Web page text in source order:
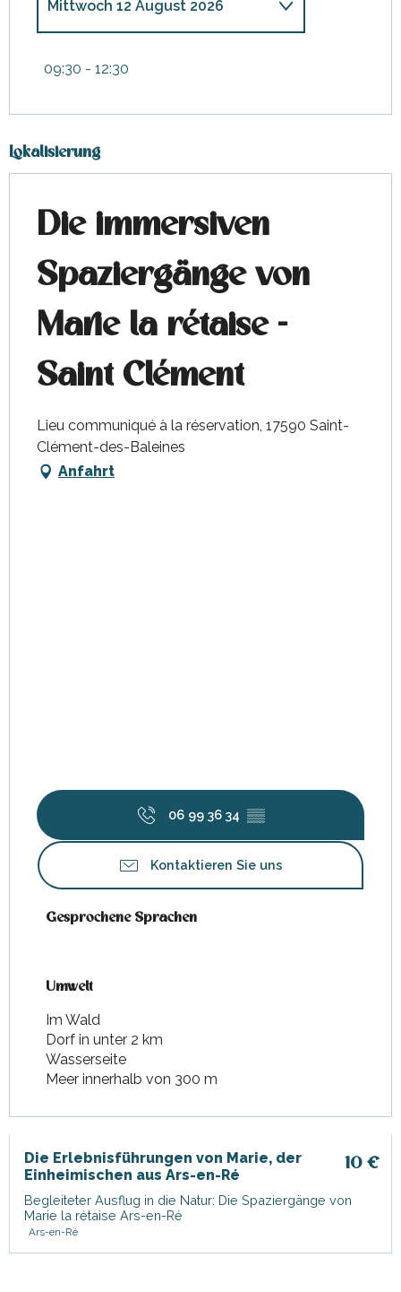
Mittwoch 12 August 2026
Mittwoch 30 September 2026
09:30 - 12:30
Lokalisierung
Die immersiven
Spaziergänge von
Marie la rétaise -
Saint Clément
Lieu communiqué à la réservation, 17590 Saint-
Clément-des-Baleines
Anfahrt
06 99 36 34 ▒▒
Kontaktieren Sie uns
Gesprochene Sprachen
Gesprochene Sprachen
Umwelt
Umwelt
Im Wald
Dorf in unter 2 km
Wasserseite
Meer innerhalb von 300 m
10 €
Die Erlebnisführungen von Marie, der
Einheimischen aus Ars-en-Ré
Begleiteter Ausflug in die Natur: Die Spaziergänge von
Marie la rétaise Ars-en-Ré
Ars-en-Ré